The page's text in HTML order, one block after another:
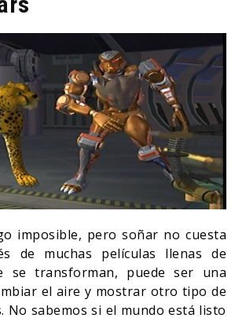
imposible, pero soñar no cuesta
de muchas películas llenas de
se transforman, puede ser una
el aire y mostrar otro tipo de
No sabemos si el mundo está listo